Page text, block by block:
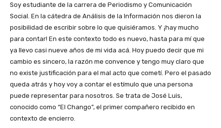
Soy estudiante de la carrera de Periodismo y Comunicación
Social. En la cátedra de Análisis de la Información nos dieron la
posibilidad de escribir sobre lo que quisiéramos. Y ¡hay mucho
para contar! En este contexto todo es nuevo, hasta para mí que
ya llevo casi nueve años de mi vida acá. Hoy puedo decir que mi
cambio es sincero, la razón me convence y tengo muy claro que
no existe justificación para el mal acto que cometí. Pero el pasado
queda atrás y hoy voy a contar el estímulo que una persona
puede representar para nosotros. Se trata de José Luis,
conocido como “El Chango”, el primer compañero recibido en
contexto de encierro.